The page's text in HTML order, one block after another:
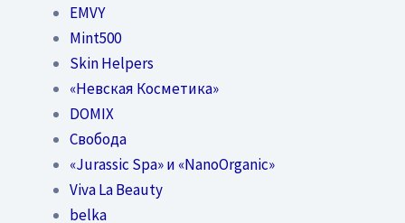
EMVY
Mint500
Skin Helpers
«Невская Косметика»
DOMIX
Свобода
«Jurassic Spa» и «NanoOrganic»
Viva La Beauty
belka